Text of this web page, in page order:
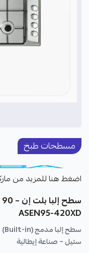
مسطحات طبخ
اضغط هنا للمزيد من
ASEN95-420XD
ستيل – صناعة إيطالية